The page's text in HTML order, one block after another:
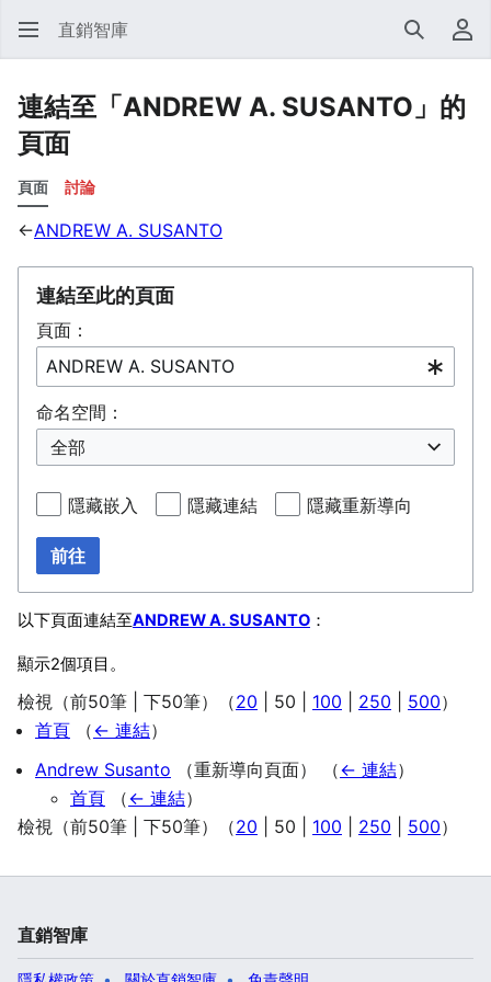
直銷智庫 搜尋 使
連結至「ANDREW A. SUSANTO」的
頁面
頁面 討論
←ANDREW A. SUSANTO
連結至此的頁面
頁面：
命名空間：
全部
隱藏嵌入 隱藏連結 隱藏重新導向
前往
以下頁面連結至ANDREW A. SUSANTO ：
顯示2個項目。
檢視（前50筆 下50筆）（20 50 100 250 500）
首頁
（← 連結）
Andrew Susanto （重新導向頁面） （← 連結）
首頁
（← 連結）
檢視（前50筆 下50筆）（20 50 100 250 500）
直銷智庫